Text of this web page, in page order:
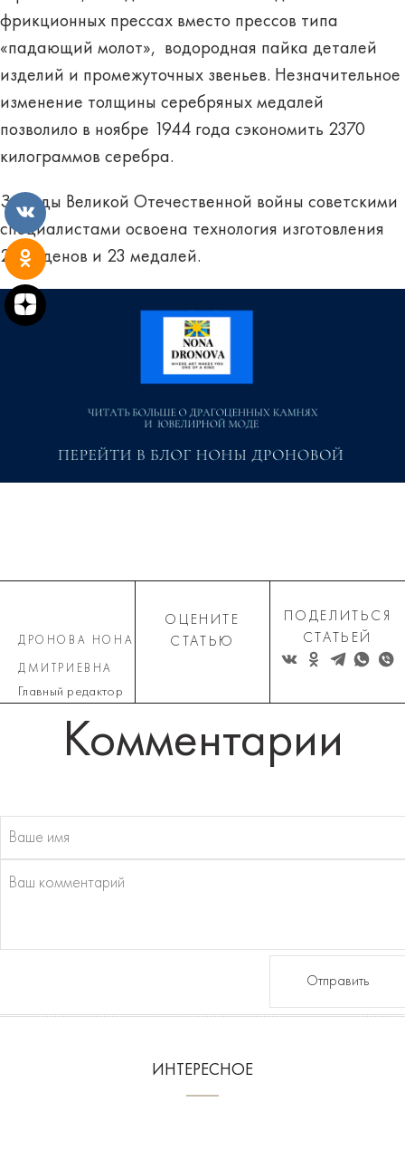
фрикционных прессах вместо прессов типа
«падающий молот», водородная пайка деталей
изделий и промежуточных звеньев. Незначительное
изменение толщины серебряных медалей
позволило в ноябре 1944 года сэкономить 2370
килограммов серебра.
За годы Великой Отечественной войны советскими
специалистами освоена технология изготовления
23 орденов и 23 медалей.
ДРОНОВА НОНА
ДМИТРИЕВНА
Главный редактор
ОЦЕНИТЕ
СТАТЬЮ
ПОДЕЛИТЬСЯ
СТАТЬЕЙ
Комментарии
Отправить
ИНТЕРЕСНОЕ